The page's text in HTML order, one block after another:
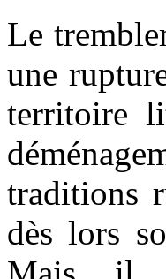
Le
une
territoire
traditions
dès lors